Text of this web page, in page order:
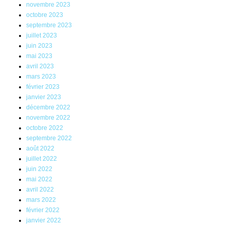
novembre 2023
octobre 2023
septembre 2023
juillet 2023
juin 2023
mai 2023
avril 2023
mars 2023
février 2023
janvier 2023
décembre 2022
novembre 2022
octobre 2022
septembre 2022
août 2022
juillet 2022
juin 2022
mai 2022
avril 2022
mars 2022
février 2022
janvier 2022